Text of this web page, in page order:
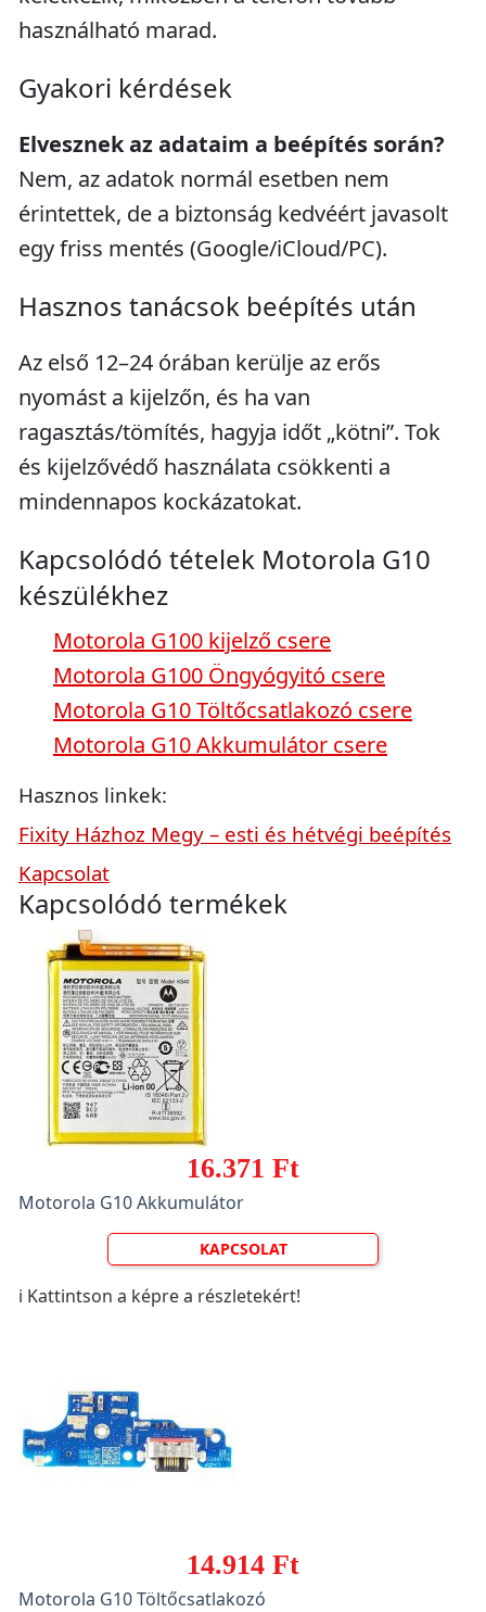
használható marad.
Gyakori kérdések
Elvesznek az adataim a beépítés során?
Nem, az adatok normál esetben nem
érintettek, de a biztonság kedvéért javasolt
egy friss mentés (Google/iCloud/PC).
Hasznos tanácsok beépítés után
Az első 12–24 órában kerülje az erős
nyomást a kijelzőn, és ha van
ragasztás/tömítés, hagyja időt „kötni”. Tok
és kijelzővédő használata csökkenti a
mindennapos kockázatokat.
Kapcsolódó tételek Motorola G10
készülékhez
Motorola G100 kijelző csere
Motorola G100 Öngyógyitó csere
Motorola G10 Töltőcsatlakozó csere
Motorola G10 Akkumulátor csere
Hasznos linkek:
Fixity Házhoz Megy – esti és hétvégi beépítés
Kapcsolat
Kapcsolódó termékek
16.371 Ft
Motorola G10 Akkumulátor
KAPCSOLAT
ℹ️ Kattintson a képre a részletekért!
14.914 Ft
Motorola G10 Töltőcsatlakozó